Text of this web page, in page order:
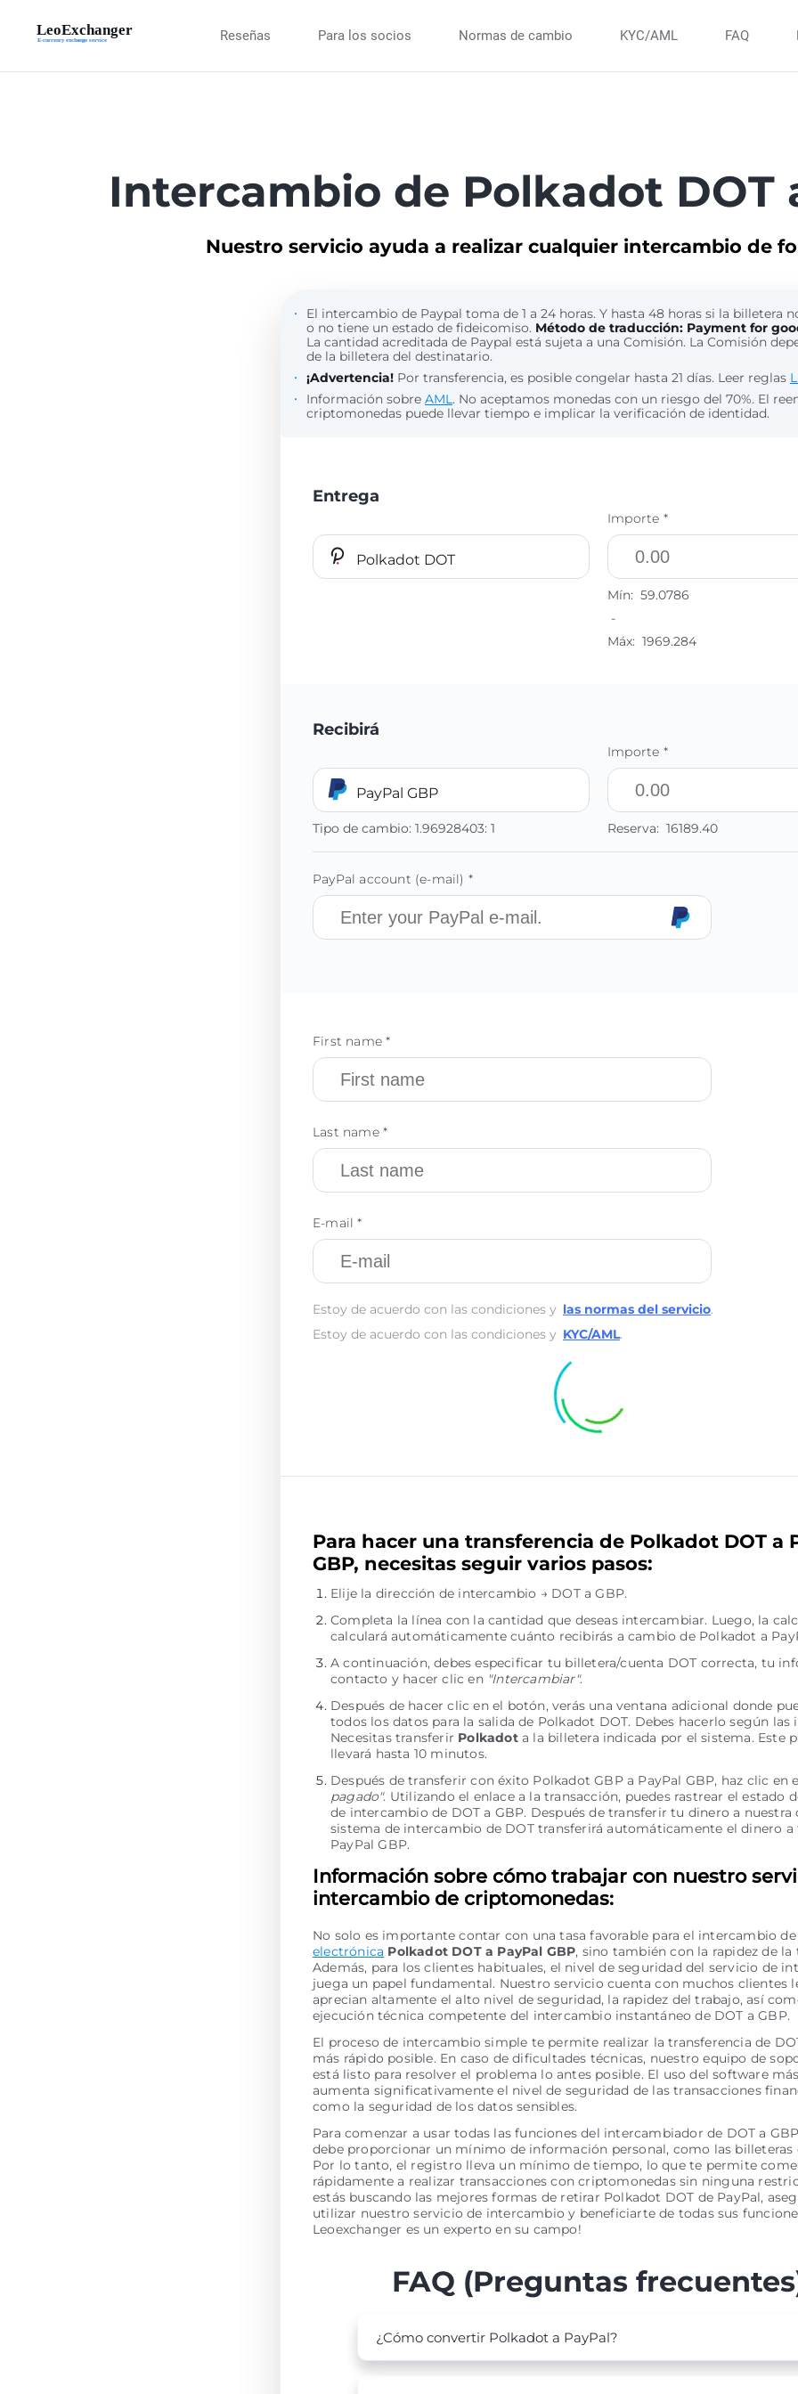
Reseñas Para los socios Normas de cambio KYC/AML FAQ
Intercambio de Polkadot DOT
Nuestro servicio ayuda a realizar cualquier intercambio de
El intercambio de Paypal toma de 1 a 24 horas. Y hasta 48 horas si la billetera
o no tiene un estado de fideicomiso. Método de traducción: Payment for
La cantidad acreditada de Paypal está sujeta a una Comisión. La Comisión
de la billetera del destinatario.
¡Advertencia! Por transferencia, es posible congelar hasta 21 días. Leer reglas
Información sobre AML. No aceptamos monedas con un riesgo del 70%. El
criptomonedas puede llevar tiempo e implicar la verificación de identidad.
Entrega
Polkadot DOT
Importe *
Mín: 59.0786
-
Máx: 1969.284
Recibirá
PayPal GBP
Tipo de cambio: 1.96928403: 1
Importe *
Reserva: 16189.40
PayPal account (e-mail) *
First name *
Last name *
E-mail *
Estoy de acuerdo con las condiciones y las normas del servicio.
Estoy de acuerdo con las condiciones y KYC/AML.
Para hacer una transferencia de Polkadot DOT a
GBP, necesitas seguir varios pasos:
Elije la dirección de intercambio → DOT a GBP.
Completa la línea con la cantidad que deseas intercambiar. Luego, la
calculará automáticamente cuánto recibirás a cambio de Polkadot a
A continuación, debes especificar tu billetera/cuenta DOT correcta, tu
contacto y hacer clic en "Intercambiar".
Después de hacer clic en el botón, verás una ventana adicional donde
todos los datos para la salida de Polkadot DOT. Debes hacerlo según las
Necesitas transferir Polkadota la billetera indicada por el sistema. Este
llevará hasta 10 minutos.
Después de transferir con éxito Polkadot GBP a PayPal GBP, haz clic en
pagado". Utilizando el enlace a la transacción, puedes rastrear el estado
de intercambio de DOT a GBP. Después de transferir tu dinero a nuestra
sistema de intercambio de DOT transferirá automáticamente el dinero a
PayPal GBP.
Información sobre cómo trabajar con nuestro
intercambio de criptomonedas:
No solo es importante contar con una tasa favorable para el intercambio de
electrónica Polkadot DOT a PayPal GBP, sino también con la rapidez de la
Además, para los clientes habituales, el nivel de seguridad del servicio de
juega un papel fundamental. Nuestro servicio cuenta con muchos clientes
aprecian altamente el alto nivel de seguridad, la rapidez del trabajo, así
ejecución técnica competente del intercambio instantáneo de DOT a GBP.
El proceso de intercambio simple te permite realizar la transferencia de
más rápido posible. En caso de dificultades técnicas, nuestro equipo de
está listo para resolver el problema lo antes posible. El uso del software
aumenta significativamente el nivel de seguridad de las transacciones
como la seguridad de los datos sensibles.
Para comenzar a usar todas las funciones del intercambiador de DOT a
debe proporcionar un mínimo de información personal, como las billeteras
Por lo tanto, el registro lleva un mínimo de tiempo, lo que te permite
rápidamente a realizar transacciones con criptomonedas sin ninguna
estás buscando las mejores formas de retirar Polkadot DOT de PayPal,
utilizar nuestro servicio de intercambio y beneficiarte de todas sus
Leoexchanger es un experto en su campo!
FAQ (Preguntas
¿Cómo convertir Polkadot a PayPal?